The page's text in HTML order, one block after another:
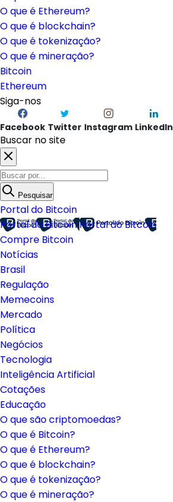
O que é Ethereum?
O que é blockchain?
O que é tokenização?
O que é mineração?
Bitcoin
Ethereum
Siga-nos
Facebook Twitter Instagram LinkedIn
Buscar no site
Pesquisar
Portal do Bitcoin
Portal do BitcoinPortal do Bitcoin
Compre Bitcoin
Notícias
Brasil
Regulação
Memecoins
Mercado
Política
Negócios
Tecnologia
Inteligência Artificial
Cotações
Educação
O que são criptomoedas?
O que é Bitcoin?
O que é Ethereum?
O que é blockchain?
O que é tokenização?
O que é mineração?